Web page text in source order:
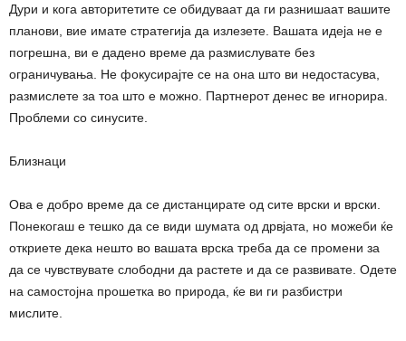
Дури и кога авторитетите се обидуваат да ги разнишаат вашите
планови, вие имате стратегија да излезете. Вашата идеја не е
погрешна, ви е дадено време да размислувате без
ограничувања. Не фокусирајте се на она што ви недостасува,
размислете за тоа што е можно. Партнерот денес ве игнорира.
Проблеми со синусите.
Близнаци
Ова е добро време да се дистанцирате од сите врски и врски.
Понекогаш е тешко да се види шумата од дрвјата, но можеби ќе
откриете дека нешто во вашата врска треба да се промени за
да се чувствувате слободни да растете и да се развивате. Одете
на самостојна прошетка во природа, ќе ви ги разбистри
мислите.